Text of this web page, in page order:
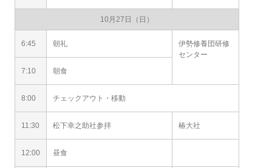
10月27日（日）
6:45 朝礼
伊勢修養団研修
センター
7:10
朝食
8:00 チェックアウト・移動
11:30 松下幸之助社参拝 椿大社
12:00 昼食